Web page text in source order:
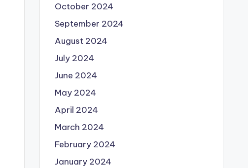
October 2024
September 2024
August 2024
July 2024
June 2024
May 2024
April 2024
March 2024
February 2024
January 2024